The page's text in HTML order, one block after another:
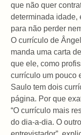
que não quer
determinada idade,
para não perder
O currículo de
manda uma carta
que ele, como
currículo um pouco
Saulo tem dois
página. Por que
“O currículo mais
do dia-a-dia. O